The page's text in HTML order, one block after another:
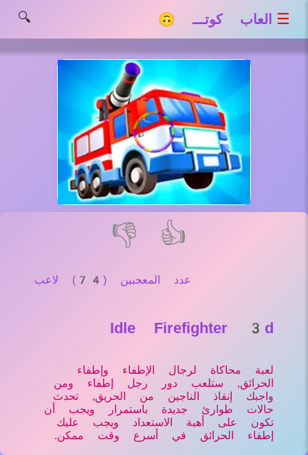
☰ العاب كوتـــ 🙃 🔍
👍
👎
عدد المعجبين (74) لاعب
Idle Firefighter 3d
لعبة محاكاة لرجال الإطفاء وإطفاء
الحرائق, ستلعب دور رجل إطفاء ومن
واجبك إنقاذ الناجين من الحريق, تحدث
حالات طوارئ جديدة باستمرار ويجب أن
تكون على أهبة الاستعداد ويجب عليك
إطفاء الحرائق في أسرع وقت ممكن.